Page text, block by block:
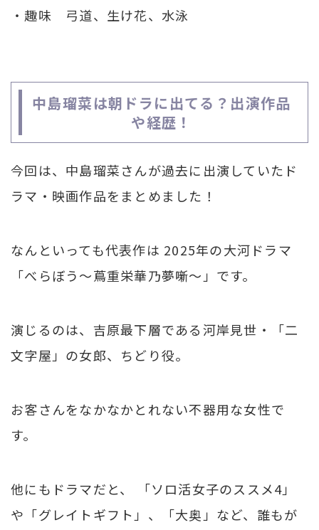
・趣味 弓道、生け花、水泳
中島瑠菜は朝ドラに出てる？出演作品
や経歴！
今回は、中島瑠菜さんが過去に出演していたド
ラマ・映画作品をまとめました！
なんといっても代表作は 2025年の大河ドラマ
「べらぼう～蔦重栄華乃夢噺～」です。
演じるのは、吉原最下層である河岸見世・「二
文字屋」の女郎、ちどり役。
お客さんをなかなかとれない不器用な女性で
す。
他にもドラマだと、 「ソロ活女子のススメ4」
や「グレイトギフト」、「大奥」など、誰もが